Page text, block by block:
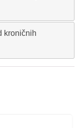
kroničnih